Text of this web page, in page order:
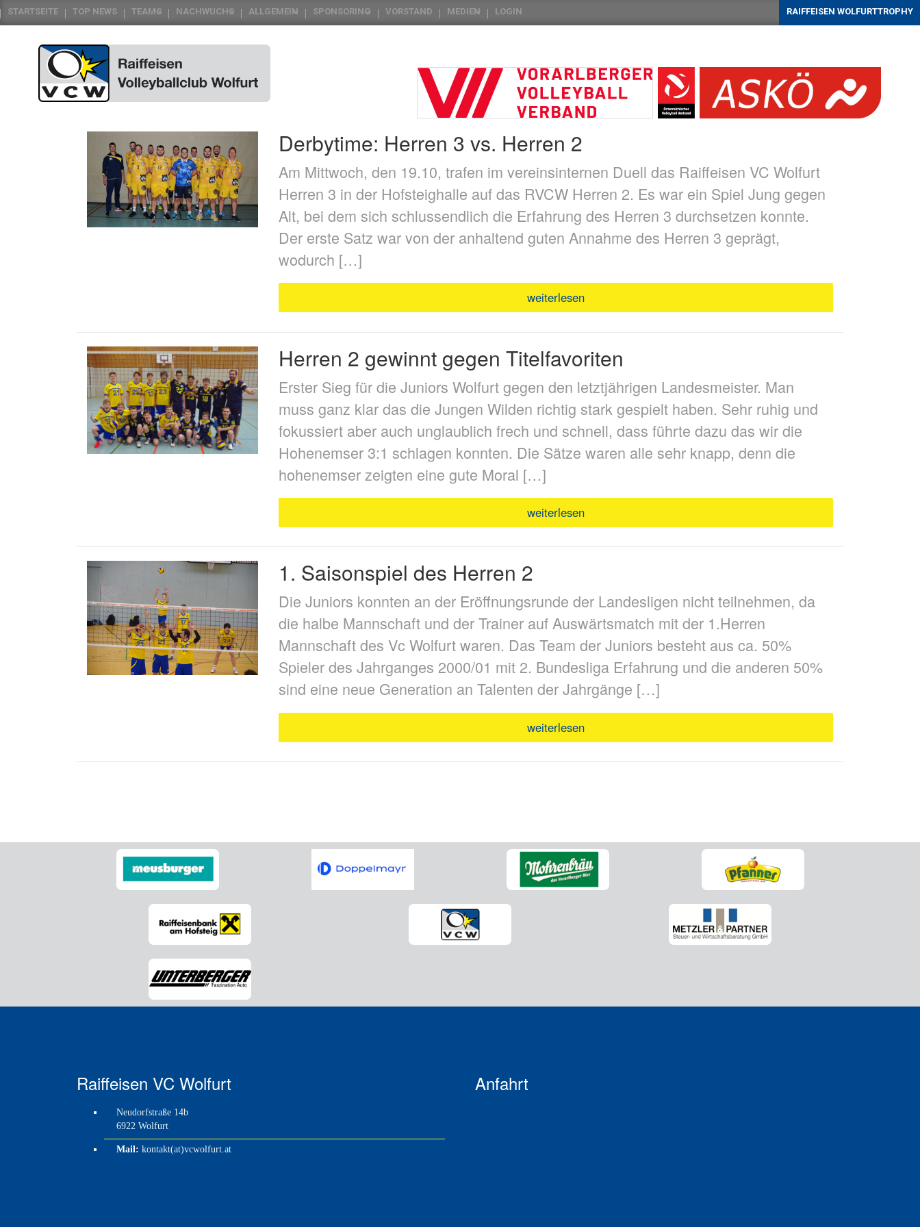
STARTSEITE TOP NEWS TEAMS NACHWUCHS ALLGEMEIN SPONSORING VORSTAND MEDIEN LOGIN RAIFFEISEN WOLFURTTROPHY
Derbytime: Herren 3 vs. Herren 2
Am Mittwoch, den 19.10, trafen im vereinsinternen Duell das Raiffeisen VC Wolfurt
Herren 3 in der Hofsteighalle auf das RVCW Herren 2. Es war ein Spiel Jung gegen
Alt, bei dem sich schlussendlich die Erfahrung des Herren 3 durchsetzen konnte.
Der erste Satz war von der anhaltend guten Annahme des Herren 3 geprägt,
wodurch […]
weiterlesen
Herren 2 gewinnt gegen Titelfavoriten
Erster Sieg für die Juniors Wolfurt gegen den letztjährigen Landesmeister. Man
muss ganz klar das die Jungen Wilden richtig stark gespielt haben. Sehr ruhig und
fokussiert aber auch unglaublich frech und schnell, dass führte dazu das wir die
Hohenemser 3:1 schlagen konnten. Die Sätze waren alle sehr knapp, denn die
hohenemser zeigten eine gute Moral […]
weiterlesen
1. Saisonspiel des Herren 2
Die Juniors konnten an der Eröffnungsrunde der Landesligen nicht teilnehmen, da
die halbe Mannschaft und der Trainer auf Auswärtsmatch mit der 1.Herren
Mannschaft des Vc Wolfurt waren. Das Team der Juniors besteht aus ca. 50%
Spieler des Jahrganges 2000/01 mit 2. Bundesliga Erfahrung und die anderen 50%
sind eine neue Generation an Talenten der Jahrgänge […]
weiterlesen
Raiffeisen VC Wolfurt
Neudorfstraße 14b
6922 Wolfurt
Mail: kontakt(at)vcwolfurt.at
Anfahrt